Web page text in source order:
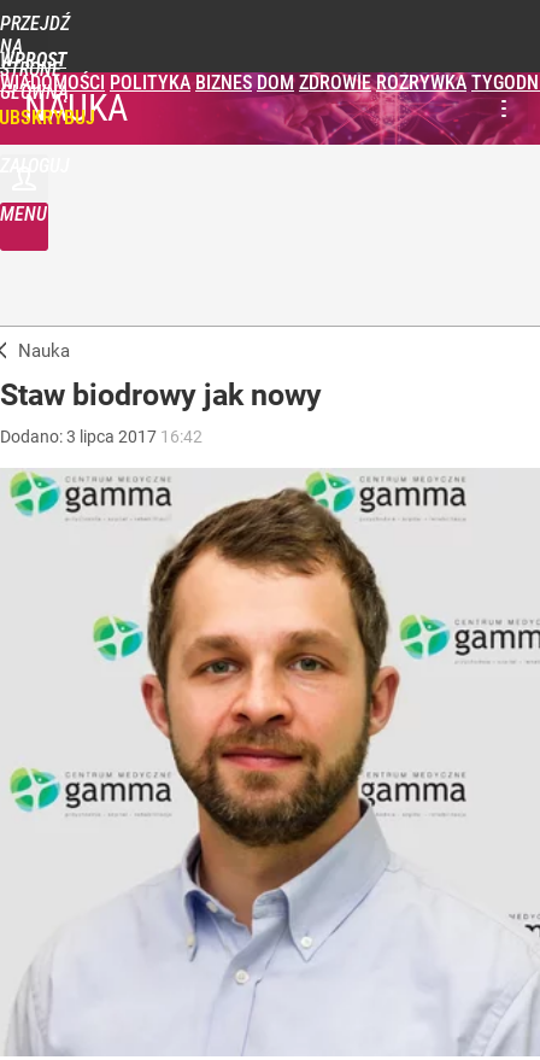
PRZEJDŹ
NA
STRONĘ
GŁÓWNĄ
WPROST
WIADOMOŚCI POLITYKA BIZNES DOM ZDROWIE ROZRYWKA
MENU
NAUKA
Nauka
Staw biodrowy jak nowy
Dodano:3 lipca 2017 16:42